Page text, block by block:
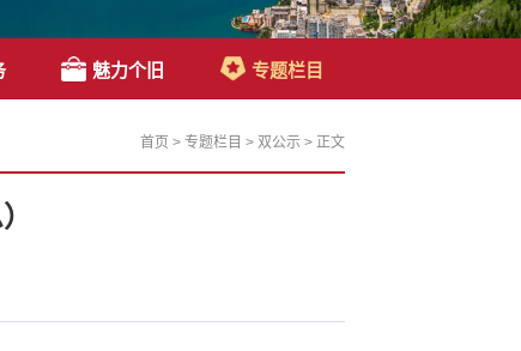
魅力个旧 专题栏目
首页 > 专题栏目 > 双公示 > 正文